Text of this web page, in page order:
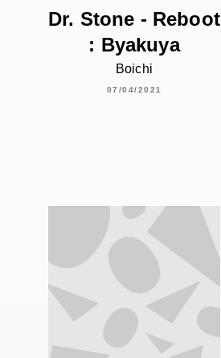
Dr. Stone - Reboot
: Byakuya
Boichi
07/04/2021